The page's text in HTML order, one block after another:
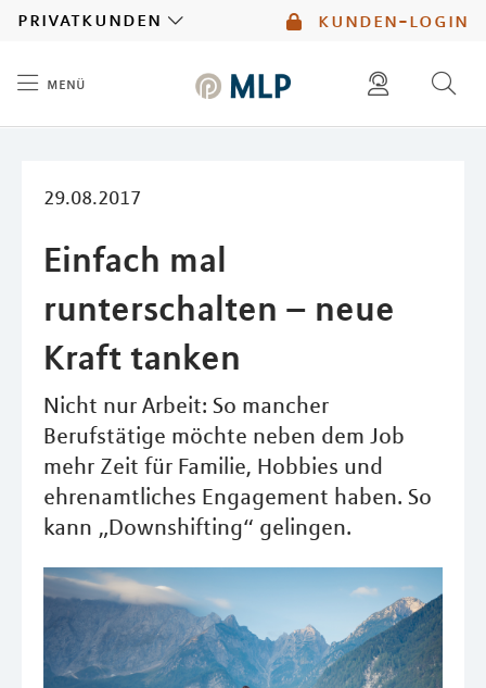
kunden-login
privatkunden
menü
29.08.2017
Einfach mal
runterschalten – neue
Kraft tanken
Nicht nur Arbeit: So mancher
Berufstätige möchte neben dem Job
mehr Zeit für Familie, Hobbies und
ehrenamtliches Engagement haben. So
kann „Downshifting“ gelingen.